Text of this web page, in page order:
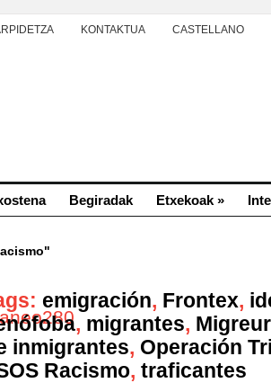
KONTAKTUA CASTELLANO
Begiradak Etxekoak »
emigración, Frontex,
, migrantes,
inmigrantes, Operación
Racismo, traficantes